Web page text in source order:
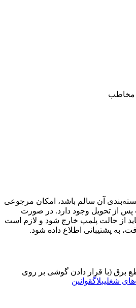
برق (با قرار دادن گوشی بر روی
آن سالم باشد، امکان مرجوعی
تا ۲۴ ساعت پس از تحویل وجود دارد. در صورت
از حالت پلمپ خارج شود و لازم است
شغلیبلاگقوانین